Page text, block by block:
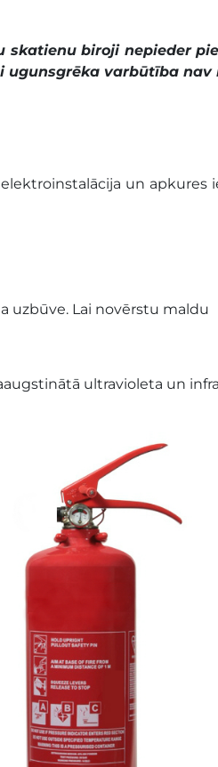
biroji nepieder
ugunsgrēka varbūtība nav
un apkures
uzbūve. Lai novērstu maldu
ultravioleta un